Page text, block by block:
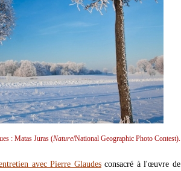
: Matas Juras (Nature/National Geographic Photo Contest).
avec Pierre Glaudesconsacré à l'œuvre de